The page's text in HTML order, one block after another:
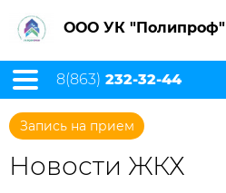
ООО УК "Полипроф"
8(863) 232-32-44
Запись на прием
Новости ЖКХ